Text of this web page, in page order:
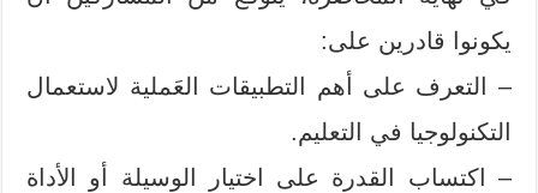
يكونوا قادرين على:
– التعرف على أهم التطبيقات العَملية لاستعمال
التكنولوجيا في التعليم.
– اكتساب القدرة على اختيار الوسيلة أو الأداة